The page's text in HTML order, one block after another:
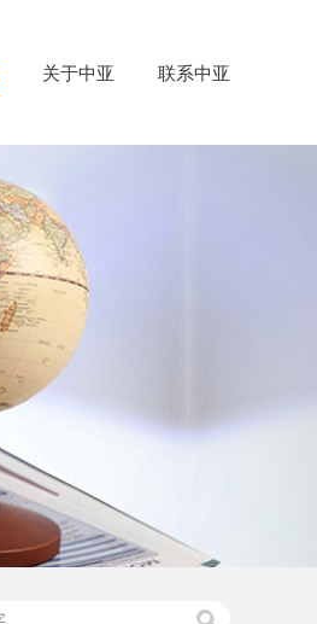
关于中亚 联系中亚